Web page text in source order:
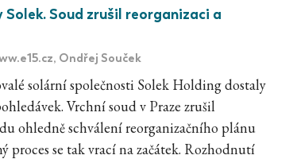
Soud zrušil reorganizaci a
, Ondřej Souček
solární společnosti Solek Holding dostaly
Vrchní soud v Praze zrušil
ohledně schválení reorganizačního plánu
proces se tak vrací na začátek. Rozhodnutí